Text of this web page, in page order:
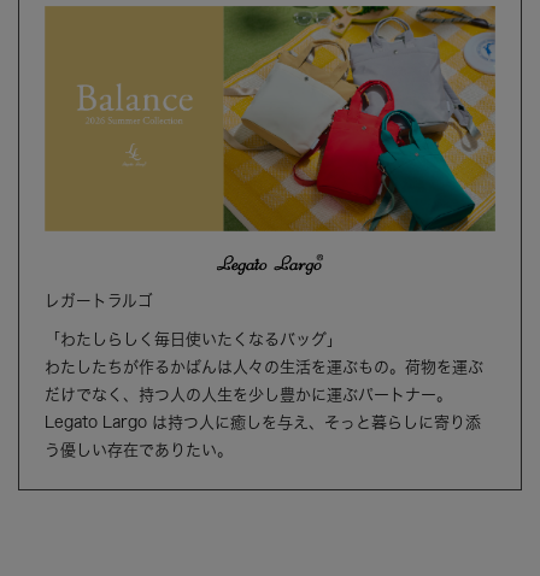
レガートラルゴ
「わたしらしく毎日使いたくなるバッグ」
わたしたちが作るかばんは人々の生活を運ぶもの。荷物を運ぶ
だけでなく、持つ人の人生を少し豊かに運ぶパートナー。
Legato Largo は持つ人に癒しを与え、そっと暮らしに寄り添
う優しい存在でありたい。